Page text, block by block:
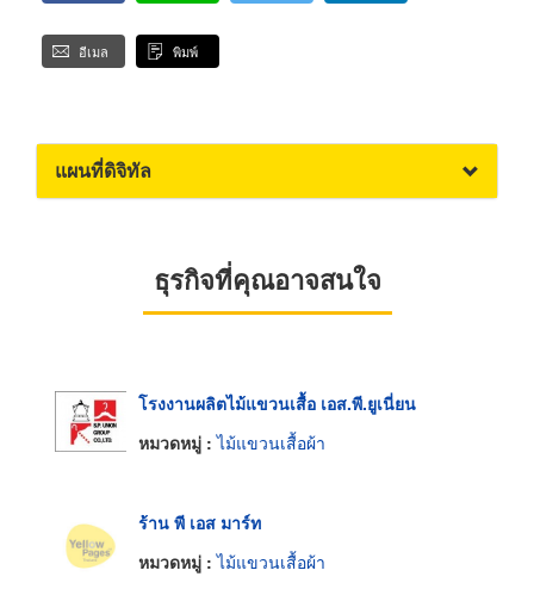
อีเมล พิมพ์
แผนที่ดิจิทัล
ธุรกิจที่คุณอาจสนใจ
โรงงานผลิตไม้แขวนเสื้อ เอส.พี.ยูเนี่ยน
หมวดหมู่ :ไม้แขวนเสื้อผ้า
ร้าน พี เอส มาร์ท
หมวดหมู่ :ไม้แขวนเสื้อผ้า